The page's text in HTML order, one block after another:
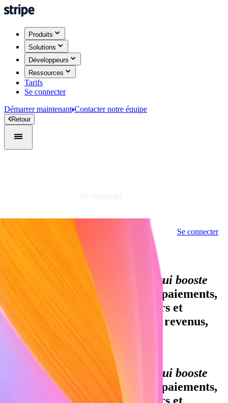
Produits
Solutions
Développeurs
Ressources
Tarifs
Se connecter
Démarrer maintenant Contacter notre équipe
Retour
Se connecter
Se connecter
Contacter notre équipe
Part du PIB mondial traitée sur Stripe
Une infrastructure financière qui booste
Acceptez des paiements,
proposez des services financiers et
personnalisez votre modèle de revenus,
quel que soit votre volume de
transactions.
Une infrastructure financière qui booste
votre croissance.
Acceptez des paiements,